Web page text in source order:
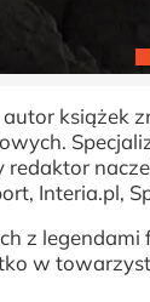
książek
Interia.pl,
z
w